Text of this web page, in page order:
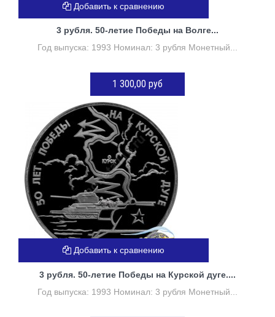
3 рубля. 50-летие Победы на Волге...
Год выпуска: 1993 Номинал: 3 рубля Монетный...
1 300,00 руб
Нет в наличии
Добавить к сравнению
3 рубля. 50-летие Победы на Курской дуге....
Год выпуска: 1993 Номинал: 3 рубля Монетный...
Добавить к сравнению